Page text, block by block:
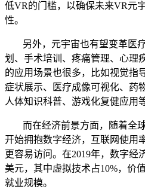
低VR的门槛，以确保未来VR元
性。
另外，元宇宙也有望变革医
划、手术培训、疼痛管理、心理
的应用场景也很多，比如视觉指
症状展示、医疗成像可视化、药
人体知识科普、游戏化复健应用
而在经济前景方面，随着全
开始拥抱数字经济，互联网使用
更容易访问。在2019年，数字经
美元，其中虚拟技术占10%，价
就业规模。